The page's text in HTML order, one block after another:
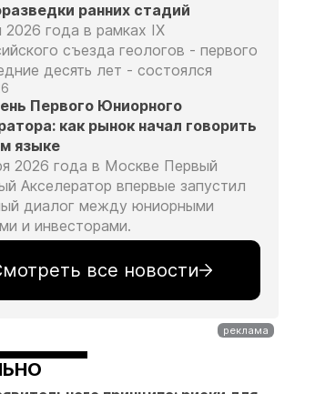
ранних стадий
2026 года в рамках IX
съезда геологов - первого
десять лет - состоялся
Первого Юниорного
как рынок начал говорить
языке
2026 года в Москве Первый
Акселератор впервые запустил
диалог между юниорными
и инвесторами.
все новости